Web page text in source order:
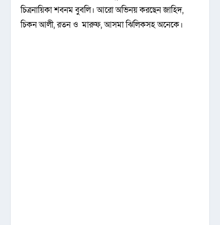
চিত্রনায়িকা শবনম বুবলি। আরো অভিনয় করছেন জাহিদ,
চিকন আলী, রতন ও মারুফ, আসমা ঝিলিকসহ অনেকে।